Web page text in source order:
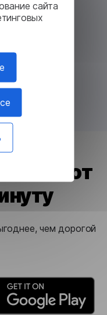
сайта
ー от
чем дорогой